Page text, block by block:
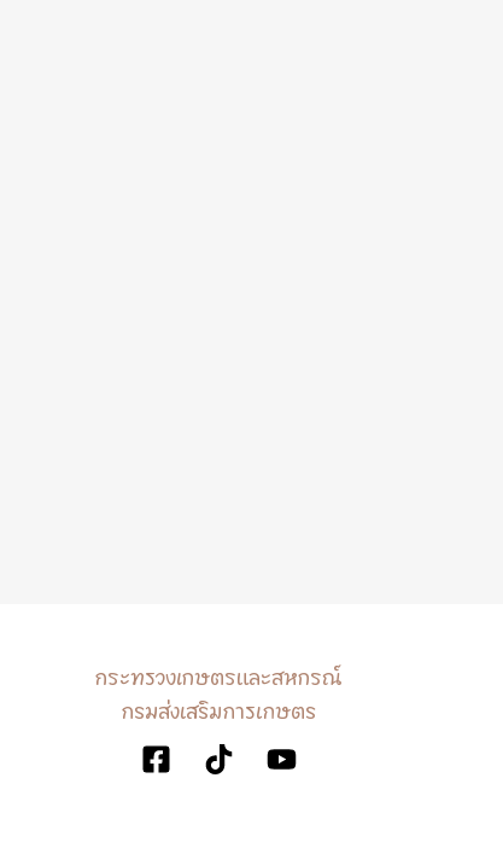
กระทรวงเกษตรและสหกรณ์
กรมส่งเสริมการเกษตร